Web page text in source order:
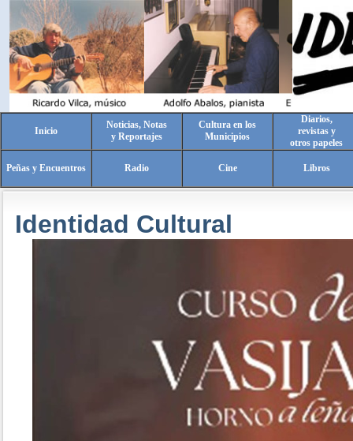
Inicio
Noticias, Notas
y Reportajes
Cultura en los
Municipios
Diarios,
revistas y
otros papeles
Peñas y Encuentros Radio Cine Libros
Identidad Cultural